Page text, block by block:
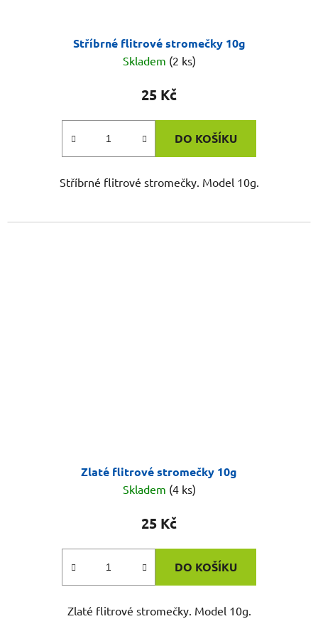
Stříbrné flitrové stromečky 10g
Skladem (2 ks)
25 Kč
DO KOŠÍKU
Stříbrné flitrové stromečky. Model 10g.
Zlaté flitrové stromečky 10g
Skladem (4 ks)
25 Kč
DO KOŠÍKU
Zlaté flitrové stromečky. Model 10g.